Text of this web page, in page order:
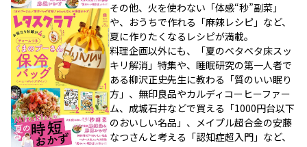
その他、火を使わない「体感“秒”副菜」
や、おうちで作れる「麻辣レシピ」など、
夏に作りたくなるレシピが満載。
料理企画以外にも、「夏のベタベタ床スッ
キリ解消」特集や、睡眠研究の第一人者で
ある柳沢正史先生に教わる「質のいい眠り
方」、無印良品やカルディコーヒーファー
ム、成城石井などで買える「1000円台以下
のおいしい名品」、メイプル超合金の安藤
なつさんと考える「認知症超入門」など、